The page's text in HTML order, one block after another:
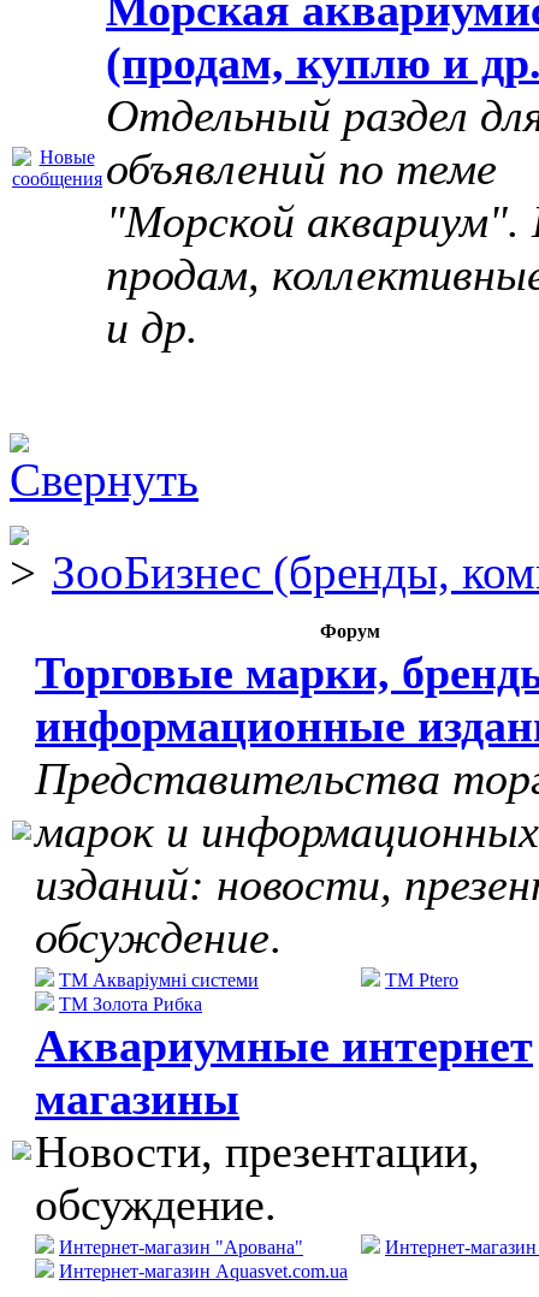
(продам, куплю и
Отдельный раздел
объявлений по теме
"Морской аквариум".
продам,
и др.
ЗооБизнес (бренды,
Форум
Торговые марки,
информационные
Представительства
марок и информационных
изданий: новости,
обсуждение.
ТМ Акваріумні системи
ТМ Золота Рибка
TM Ptero
Аквариумные интернет
магазины
Новости, презентации,
обсуждение.
Интернет-магазин "Арована"
Интернет-магазин Aquasvet.com.ua
Интернет-